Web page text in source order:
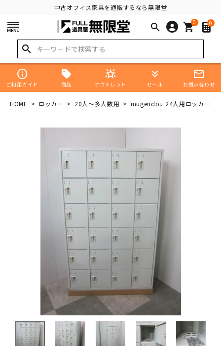
中古オフィス家具を通販するなら無限堂
search 0
shopping_cart 0
search
info
ご利用ガイド 商品
star_shine
アウトレット
keyboard_double_arrow_down
セール
mail_outline
お問い合わせ
HOME ロッカー 20人～多人数用 mugendou 24人用ロッカー